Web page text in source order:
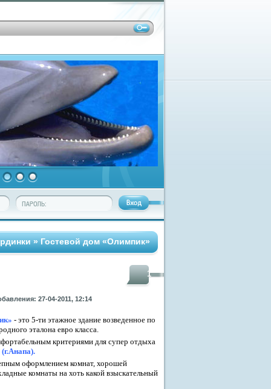
» Гостевой дом «Олимпик»
1
27-04-2011, 12:14
- это 5-ти этажное здание возведенное по
эталона евро класса.
критериями для супер отдыха
оформлением комнат, хорошей
комнаты на хоть какой взыскательный